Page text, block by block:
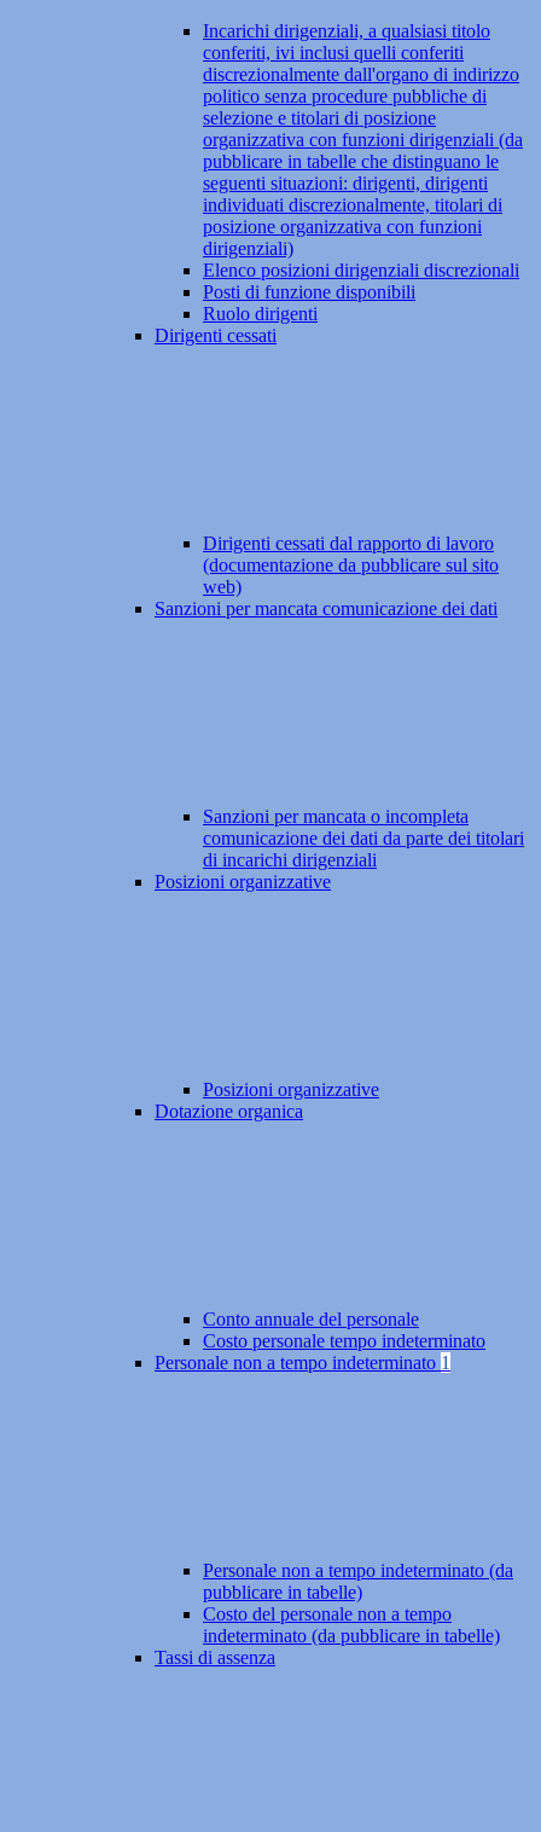
Incarichi dirigenziali, a qualsiasi titolo
conferiti, ivi inclusi quelli conferiti
discrezionalmente dall'organo di indirizzo
politico senza procedure pubbliche di
selezione e titolari di posizione
organizzativa con funzioni dirigenziali (da
pubblicare in tabelle che distinguano le
seguenti situazioni: dirigenti, dirigenti
individuati discrezionalmente, titolari di
posizione organizzativa con funzioni
dirigenziali)
Elenco posizioni dirigenziali discrezionali
Posti di funzione disponibili
Ruolo dirigenti
Dirigenti cessati
Dirigenti cessati dal rapporto di lavoro
(documentazione da pubblicare sul sito
web)
Sanzioni per mancata comunicazione dei dati
Sanzioni per mancata o incompleta
comunicazione dei dati da parte dei titolari
di incarichi dirigenziali
Posizioni organizzative
Posizioni organizzative
Dotazione organica
Conto annuale del personale
Costo personale tempo indeterminato
Personale non a tempo indeterminato 1
Personale non a tempo indeterminato (da
pubblicare in tabelle)
Costo del personale non a tempo
indeterminato (da pubblicare in tabelle)
Tassi di assenza